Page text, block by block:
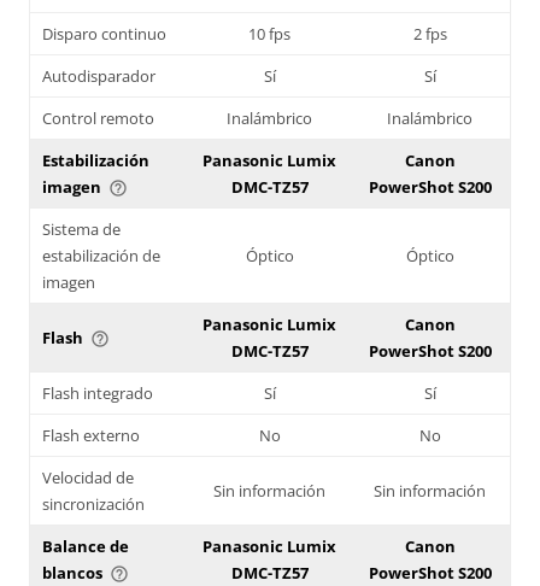
Disparo continuo 10 fps
2 fps
Autodisparador
Sí
Sí
Control remoto
Inalámbrico
Inalámbrico
Estabilización
imagen help_outline
Panasonic Lumix
DMC-TZ57
Canon
PowerShot S200
Sistema de
estabilización de
imagen
Óptico Óptico
Flash help_outline
Panasonic Lumix
DMC-TZ57
Canon
PowerShot S200
Flash integrado
Sí
Sí
Flash externo
No
No
Velocidad de
sincronización
Sin información Sin información
Balance de
blancos help_outline
Panasonic Lumix
DMC-TZ57
Canon
PowerShot S200